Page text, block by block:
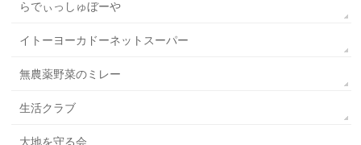
らでぃっしゅぼーや
イトーヨーカドーネットスーパー
無農薬野菜のミレー
生活クラブ
大地を守る会